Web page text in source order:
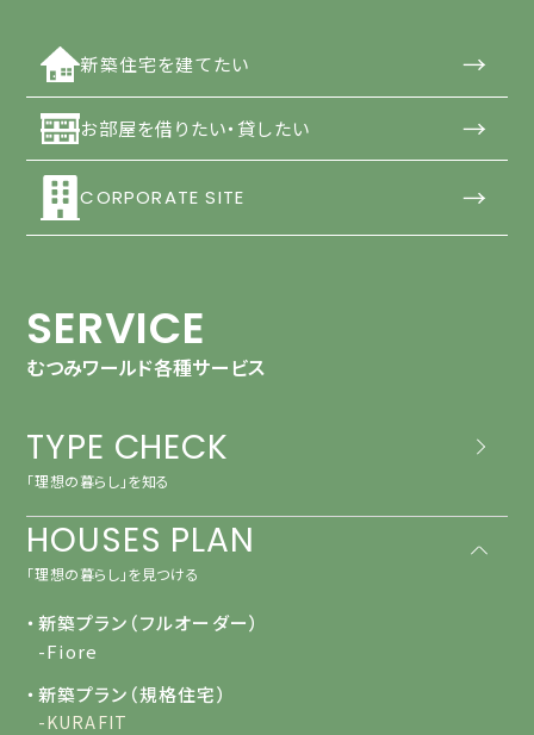
新築住宅を建てたい →
お部屋を借りたい・貸したい →
CORPORATE SITE →
SERVICE
むつみワールド各種サービス
TYPE CHECK
「理想の暮らし」を知る
HOUSES PLAN
「理想の暮らし」を見つける
・新築プラン（フルオーダー）
-Fiore
・新築プラン（規格住宅）
-KURAFIT